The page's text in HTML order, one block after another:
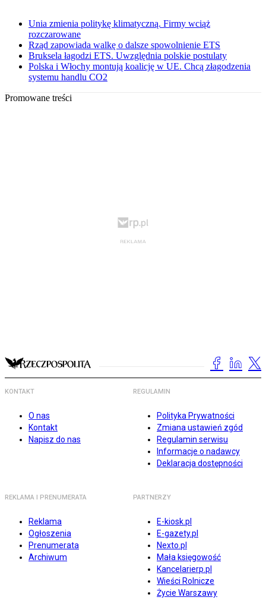
Unia zmienia politykę klimatyczną. Firmy wciąż
rozczarowane
Rząd zapowiada walkę o dalsze spowolnienie ETS
Bruksela łagodzi ETS. Uwzględnia polskie postulaty
Polska i Włochy montują koalicję w UE. Chcą złagodzenia
systemu handlu CO2
Promowane treści
KONTAKT
O nas
Kontakt
Napisz do nas
REGULAMIN
Polityka Prywatności
Zmiana ustawień zgód
Regulamin serwisu
Informacje o nadawcy
Deklaracja dostępności
REKLAMA I PRENUMERATA
Reklama
Ogłoszenia
Prenumerata
Archiwum
PARTNERZY
E-kiosk.pl
E-gazety.pl
Nexto.pl
Mała księgowość
Kancelarierp.pl
Wieści Rolnicze
Życie Warszawy